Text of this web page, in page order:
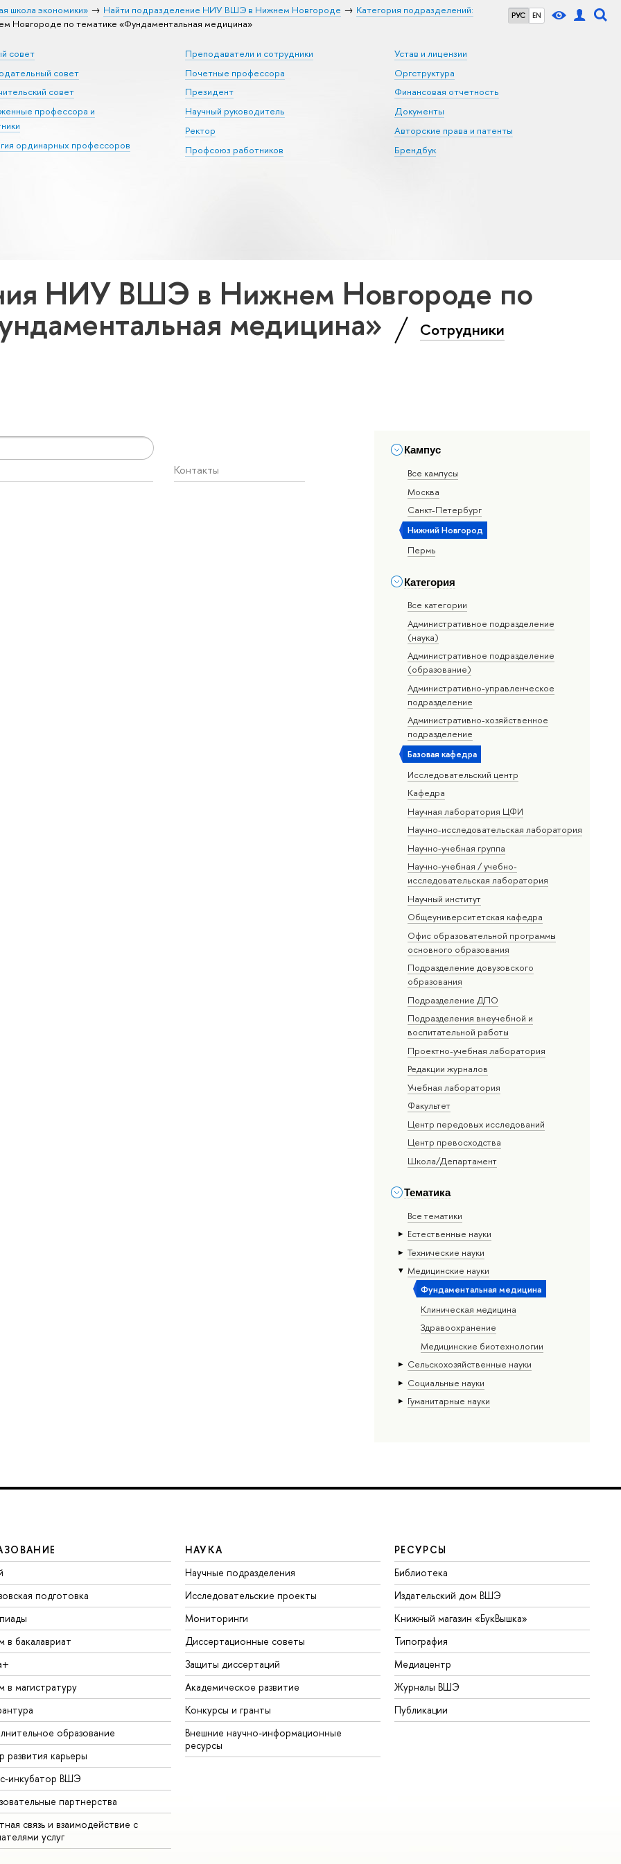
РУС EN
школа экономики» Найти подразделение НИУ ВШЭ в Нижнем Новгороде
Категория подразделений:
по тематике «Фундаментальная медицина»
совет
совет
совет
профессора и
ординарных профессоров
Преподаватели и сотрудники
Почетные профессора
Президент
Научный руководитель
Ректор
Профсоюз работников
Устав и лицензии
Оргструктура
Финансовая отчетность
Документы
Авторские права и патенты
Брендбук
НИУ ВШЭ в Нижнем Новгороде по
медицина» Сотрудники
Кампус
Все кампусы
Москва
Санкт-Петербург
Нижний Новгород
Пермь
Категория
Все категории
Административное подразделение
(наука)
Административное подразделение
(образование)
Административно-управленческое
подразделение
Административно-хозяйственное
подразделение
Базовая кафедра
Исследовательский центр
Кафедра
Научная лаборатория ЦФИ
Научно-исследовательская лаборатория
Научно-учебная группа
Научно-учебная / учебно-
исследовательская лаборатория
Научный институт
Общеуниверситетская кафедра
Офис образовательной программы
основного образования
Подразделение довузовского
образования
Подразделение ДПО
Подразделения внеучебной и
воспитательной работы
Проектно-учебная лаборатория
Редакции журналов
Учебная лаборатория
Факультет
Центр передовых исследований
Центр превосходства
Школа/Департамент
Тематика
Все тематики
Естественные науки
Тех­ничес­кие науки
Медицинские науки
Фундаментальная медицина
Клиническая медицина
Здравоохранение
Медицинские биотехнологии
Сельскохозяйственные науки
Социальные науки
Гуманитарные науки
Контакты
подготовка
в бакалавриат
в магистратуру
образование
развития карьеры
инкубатор ВШЭ
партнерства
связь и взаимодействие с
услуг
НАУКА
Научные подразделения
Исследовательские проекты
Мониторинги
Диссертационные советы
Защиты диссертаций
Академическое развитие
Конкурсы и гранты
Внешние научно-информационные
ресурсы
РЕСУРСЫ
Библиотека
Издательский дом ВШЭ
Книжный магазин «БукВышка»
Типография
Медиацентр
Журналы ВШЭ
Публикации